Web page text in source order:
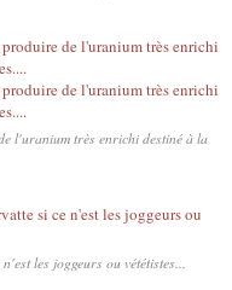
l'uranium très enrichi destiné à la
les joggeurs ou vététistes...